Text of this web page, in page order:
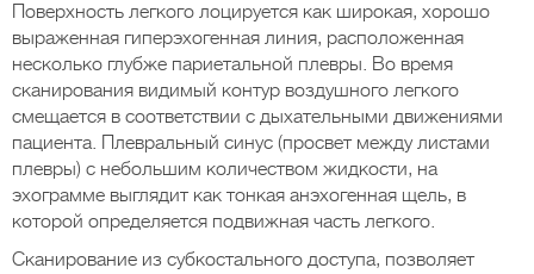
Поверхность легкого лоцируется как широкая, хорошо
выраженная гиперэхогенная линия, расположенная
несколько глубже париетальной плевры. Во время
сканирования видимый контур воздушного легкого
смещается в соответствии с дыхательными движениями
пациента. Плевральный синус (просвет между листами
плевры) с небольшим количеством жидкости, на
эхограмме выглядит как тонкая анэхогенная щель, в
которой определяется подвижная часть легкого.
Сканирование из субкостального доступа, позволяет